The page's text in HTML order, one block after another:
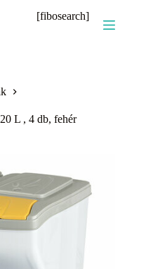
[fibosearch]
L , 4 db, fehér